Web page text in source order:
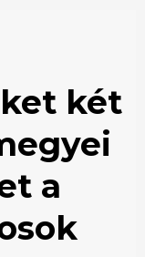
két
a